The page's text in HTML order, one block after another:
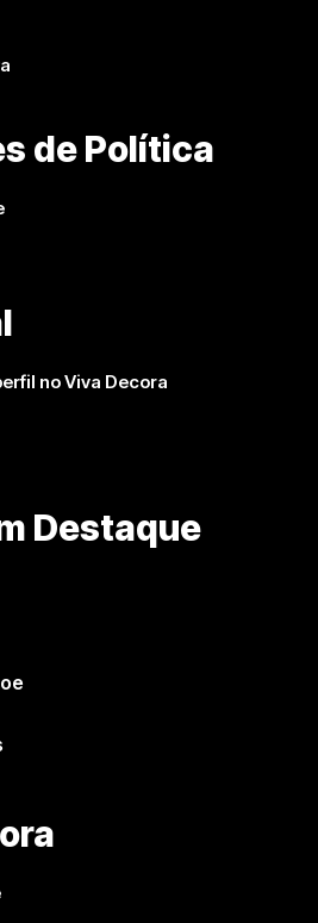
de Política
no Viva Decora
Destaque